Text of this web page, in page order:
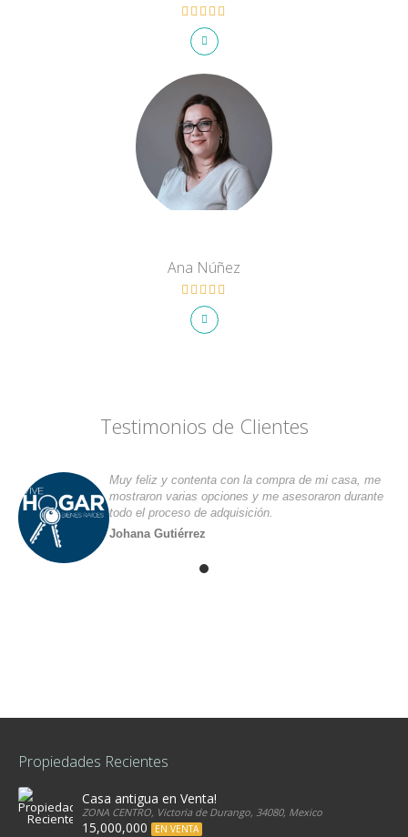
Ana Núñez
Testimonios de Clientes
Muy feliz y contenta con la compra de mi casa, me
mostraron varias opciones y me asesoraron durante
todo el proceso de adquisición.
Johana Gutiérrez
Propiedades Recientes
Casa antigua en Venta!
ZONA CENTRO, Victoria de Durango, 34080, Mexico
15,000,000 EN VENTA